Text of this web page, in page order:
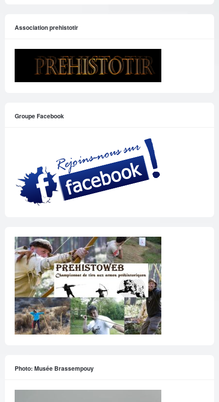
Association prehistotir
Groupe Facebook
Photo: Musée Brassempouy